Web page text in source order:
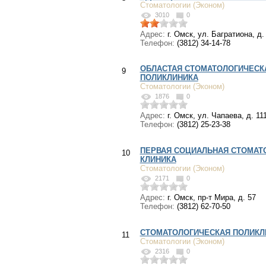
Стоматологии (Эконом)
3010 0
Адрес: г. Омск, ул. Багратиона, д.
Телефон: (3812) 34-14-78
9
ОБЛАСТАЯ
ПОЛИКЛИНИКА
Стоматологии (Эконом)
1876 0
Адрес: г. Омск, ул. Чапаева, д.
Телефон: (3812) 25-23-38
10
ПЕРВАЯ СОЦИАЛЬНАЯ
КЛИНИКА
Стоматологии (Эконом)
2171 0
Адрес: г. Омск, пр-т Мира, д. 57
Телефон: (3812) 62-70-50
11
СТОМАТОЛОГИЧЕСКАЯ
Стоматологии (Эконом)
2316 0